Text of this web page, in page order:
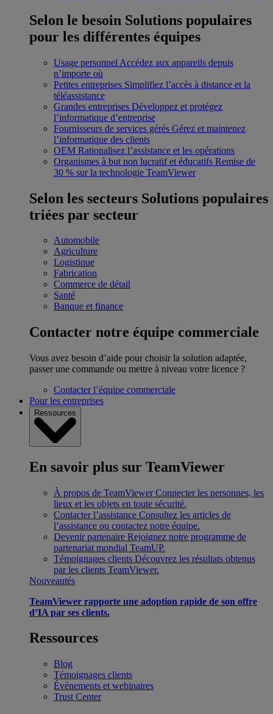
Selon le besoin Solutions populaires
pour les différentes équipes
Usage personnel Accédez aux appareils depuis
n’importe où
Petites entreprises Simplifiez l’accès à distance et la
téléassistance
Grandes entreprises Développez et protégez
l’informatique d’entreprise
Fournisseurs de services gérés Gérez et maintenez
l’informatique des clients
OEM Rationalisez l’assistance et les opérations
Organismes à but non lucratif et éducatifs Remise de
30 % sur la technologie TeamViewer
Selon les secteurs Solutions populaires
triées par secteur
Automobile
Agriculture
Logistique
Fabrication
Commerce de détail
Santé
Banque et finance
Contacter notre équipe commerciale
Vous avez besoin d’aide pour choisir la solution adaptée,
passer une commande ou mettre à niveau votre licence ?
Contacter l’équipe commerciale
Pour les entreprises
Ressources
En savoir plus sur TeamViewer
À propos de TeamViewer Connecter les personnes, les
lieux et les objets en toute sécurité.
Contacter l’assistance Consultez les articles de
l’assistance ou contactez notre équipe.
Devenir partenaire Rejoignez notre programme de
partenariat mondial TeamUP.
Témoignages clients Découvrez les résultats obtenus
par les clients TeamViewer.
Nouveautés
TeamViewer rapporte une adoption rapide de son offre
d’IA par ses clients.
Ressources
Blog
Témoignages clients
Événements et webinaires
Trust Center